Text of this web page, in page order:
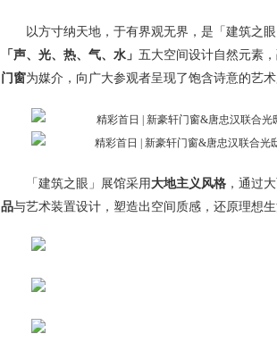
以方寸纳天地，于有界观无界，是「建筑之
「声、光、热、气、水」 五大空间设计自然元素
门窗为媒介，向广大参观者呈现了饱含诗意的艺术
「建筑之眼」展馆采用 大地主义风格 ，通过
品与艺术装置设计，塑造出空间质感，还原理想生